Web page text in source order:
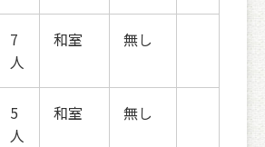
7
人
和室 無し
5
人
和室 無し